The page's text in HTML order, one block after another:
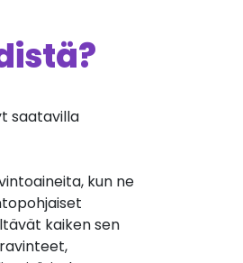
saatavilla
kun ne
kaiken sen